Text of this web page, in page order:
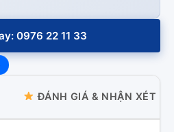
0976 22 11 33
ĐÁNH GIÁ & NHẬN XÉT